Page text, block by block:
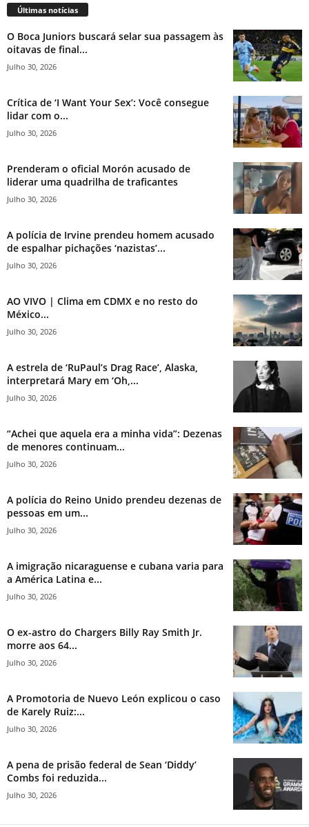
Últimas notícias
O Boca Juniors buscará selar sua passagem às
oitavas de final...
Julho 30, 2026
Crítica de ‘I Want Your Sex’: Você consegue
lidar com o...
Julho 30, 2026
Prenderam o oficial Morón acusado de
liderar uma quadrilha de traficantes
Julho 30, 2026
A polícia de Irvine prendeu homem acusado
de espalhar pichações ‘nazistas’...
Julho 30, 2026
AO VIVO | Clima em CDMX e no resto do
México...
Julho 30, 2026
A estrela de ‘RuPaul’s Drag Race’, Alaska,
interpretará Mary em ‘Oh,...
Julho 30, 2026
“Achei que aquela era a minha vida”: Dezenas
de menores continuam...
Julho 30, 2026
A polícia do Reino Unido prendeu dezenas de
pessoas em um...
Julho 30, 2026
A imigração nicaraguense e cubana varia para
a América Latina e...
Julho 30, 2026
O ex-astro do Chargers Billy Ray Smith Jr.
morre aos 64...
Julho 30, 2026
A Promotoria de Nuevo León explicou o caso
de Karely Ruiz:...
Julho 30, 2026
A pena de prisão federal de Sean ‘Diddy’
Combs foi reduzida...
Julho 30, 2026